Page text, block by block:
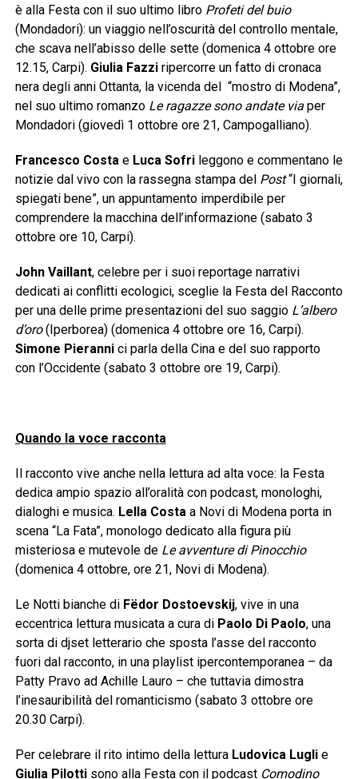
è alla Festa con il suo ultimo libro Profeti del buio
(Mondadori): un viaggio nell’oscurità del controllo mentale,
che scava nell’abisso delle sette (domenica 4 ottobre ore
12.15, Carpi). Giulia Fazzi ripercorre un fatto di cronaca
nera degli anni Ottanta, la vicenda del “mostro di Modena”,
nel suo ultimo romanzo Le ragazze sono andate via per
Mondadori (giovedì 1 ottobre ore 21, Campogalliano).
Francesco CostaeLuca Sofrileggono e commentano le
notizie dal vivo con la rassegna stampa del Post“I giornali,
spiegati bene”, un appuntamento imperdibile per
comprendere la macchina dell’informazione (sabato 3
ottobre ore 10, Carpi).
John Vaillant, celebre per i suoi reportage narrativi
dedicati ai conflitti ecologici, sceglie la Festa del Racconto
per una delle prime presentazioni del suo saggio L’albero
d’oro(Iperborea) (domenica 4 ottobre ore 16, Carpi).
Simone Pieranni ci parla della Cina e del suo rapporto
con l’Occidente (sabato 3 ottobre ore 19, Carpi).
Quando la voce racconta
Il racconto vive anche nella lettura ad alta voce: la Festa
dedica ampio spazio all’oralità con podcast, monologhi,
dialoghi e musica. Lella Costaa Novi di Modena porta in
scena “La Fata”, monologo dedicato alla figura più
misteriosa e mutevole de Le avventure di Pinocchio
(domenica 4 ottobre, ore 21, Novi di Modena).
Le Notti bianche di Fëdor Dostoevskij, vive in una
eccentrica lettura musicata a cura di Paolo Di Paolo, una
sorta di djset letterario che sposta l’asse del racconto
fuori dal racconto, in una playlist ipercontemporanea – da
Patty Pravo ad Achille Lauro – che tuttavia dimostra
l’inesauribilità del romanticismo (sabato 3 ottobre ore
20.30 Carpi).
Per celebrare il rito intimo della lettura Ludovica Lugli e
Giulia Pilotti sono alla Festa con il podcast Comodino